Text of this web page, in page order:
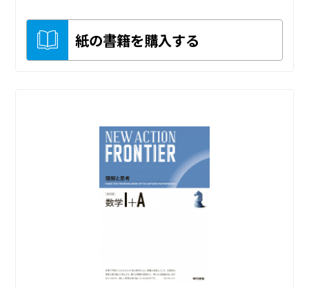
紙の書籍を購入する